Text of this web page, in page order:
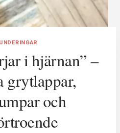
i hjärnan” –
grytlappar,
och